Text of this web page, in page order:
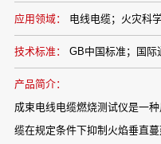
应用领域： 电线电缆；火灾科
技术标准： GB中国标准；国际
产品简介：
成束电线电缆燃烧测试仪是一
缆在规定条件下抑制火焰垂直蔓